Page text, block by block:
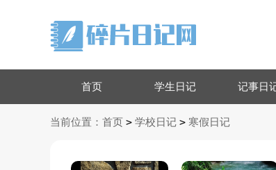
首页 学生日记 记事日
当前位置： 首页 > 学校日记 > 寒假日记